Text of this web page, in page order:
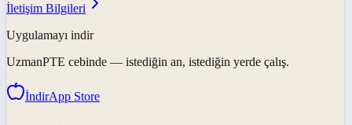
İletişim Bilgileri
Uygulamayı indir
UzmanPTE cebinde — istediğin an, istediğin yerde çalış.
İndirApp Store